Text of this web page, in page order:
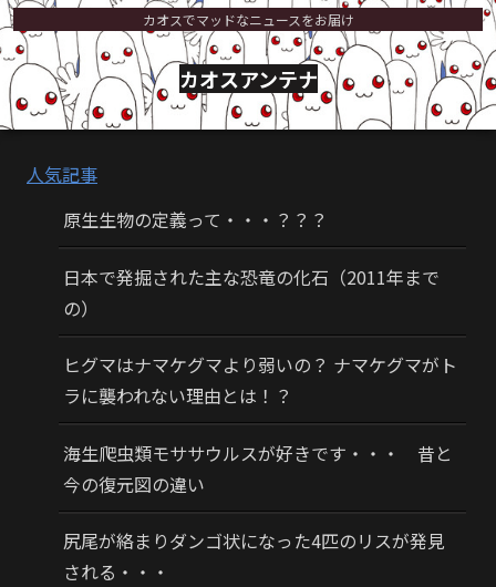
カオスでマッドなニュースをお届け
カオスアンテナ
人気記事
原生生物の定義って・・・？？？
日本で発掘された主な恐竜の化石（2011年まで
の）
ヒグマはナマケグマより弱いの？ ナマケグマがト
ラに襲われない理由とは！？
海生爬虫類モササウルスが好きです・・・ 昔と
今の復元図の違い
尻尾が絡まりダンゴ状になった4匹のリスが発見
される・・・